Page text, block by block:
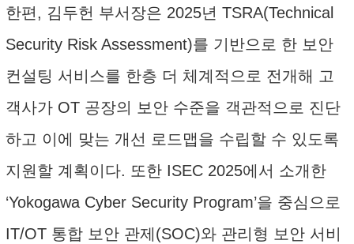
한편, 김두헌 부서장은 2025년 TSRA(Technical
Security Risk Assessment)를 기반으로 한 보안
컨설팅 서비스를 한층 더 체계적으로 전개해 고
객사가 OT 공장의 보안 수준을 객관적으로 진단
하고 이에 맞는 개선 로드맵을 수립할 수 있도록
지원할 계획이다. 또한 ISEC 2025에서 소개한
‘Yokogawa Cyber Security Program’을 중심으로
IT/OT 통합 보안 관제(SOC)와 관리형 보안 서비